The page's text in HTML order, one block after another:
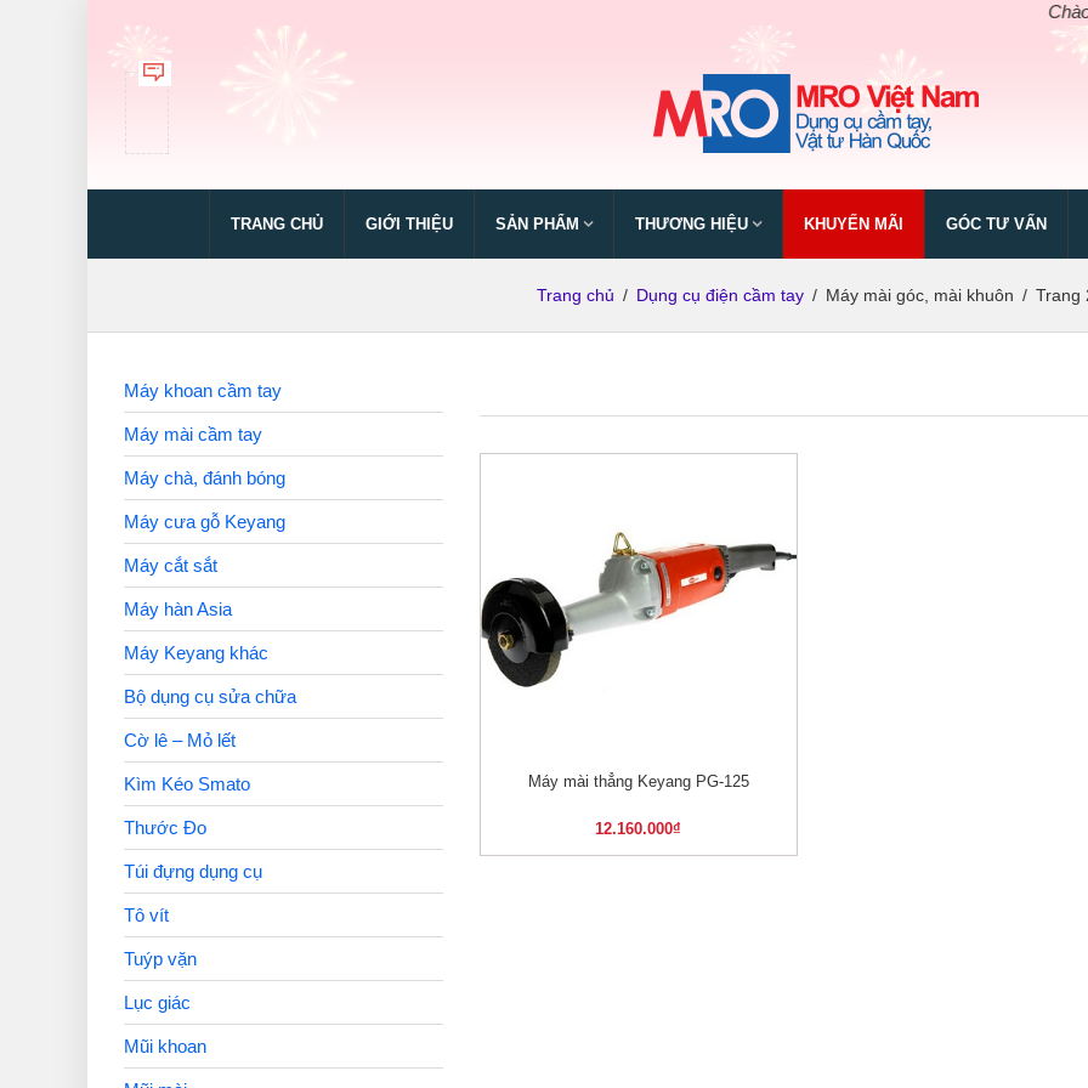
Chào
TRANG CHỦ GIỚI THIỆU SẢN PHẨM THƯƠNG HIỆU KHUYẾN MÃI GÓC TƯ VẤN
Trang chủ / Dụng cụ điện cầm tay / Máy mài góc, mài khuôn / Trang
XEM NHANH
Máy mài thẳng Keyang PG-125
12.160.000₫
Máy khoan cầm tay
Máy mài cầm tay
Máy chà, đánh bóng
Máy cưa gỗ Keyang
Máy cắt sắt
Máy hàn Asia
Máy Keyang khác
Bộ dụng cụ sửa chữa
Cờ lê – Mỏ lết
Kìm Kéo Smato
Thước Đo
Túi đựng dụng cụ
Tô vít
Tuýp vặn
Lục giác
Mũi khoan